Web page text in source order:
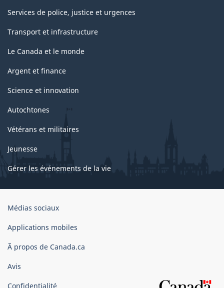
Services de police, justice et urgences
Transport et infrastructure
Le Canada et le monde
Argent et finance
Science et innovation
Autochtones
Vétérans et militaires
Jeunesse
Gérer les événements de la vie
Organisation
gouvernement
Canada
Médias sociaux
Applications mobiles
Ã propos de Canada.ca
Avis
Confidentialité